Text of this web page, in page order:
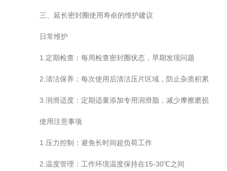
三、延长密封圈使用寿命的维护建议
日常维护
1.定期检查：每周检查密封圈状态，早期发现问题
2.清洁保养：每次使用后清洁压片区域，防止杂质积累
3.润滑适度：定期适量添加专用润滑脂，减少摩擦磨损
使用注意事项
1.压力控制：避免长时间超负荷工作
2.温度管理：工作环境温度保持在15-30℃之间